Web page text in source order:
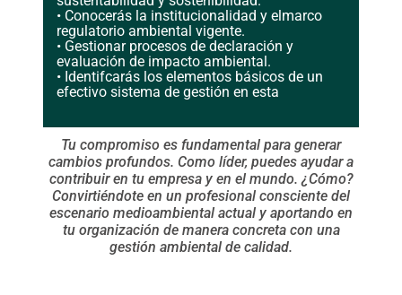
• Conocerás la institucionalidad y elmarco
regulatorio ambiental vigente.
• Gestionar procesos de declaración y
evaluación de impacto ambiental.
• Identifcarás los elementos básicos de un
efectivo sistema de gestión en esta
Tu compromiso es fundamental para generar
cambios profundos. Como líder, puedes ayudar a
contribuir en tu empresa y en el mundo. ¿Cómo?
Convirtiéndote en un profesional consciente del
escenario medioambiental actual y aportando en
tu organización de manera concreta con una
gestión ambiental de calidad.